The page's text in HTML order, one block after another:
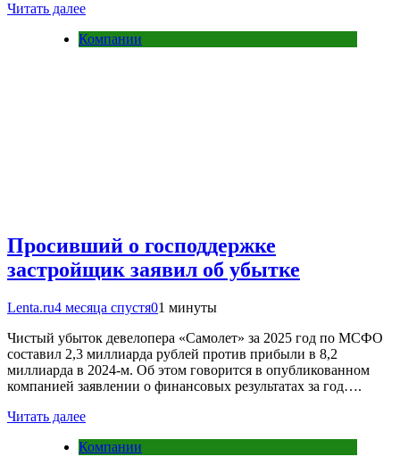
Читать далее
Компании
Просивший о господдержке
застройщик заявил об убытке
Lenta.ru4 месяца спустя01 минуты
Чистый убыток девелопера «Самолет» за 2025 год по МСФО
составил 2,3 миллиарда рублей против прибыли в 8,2
миллиарда в 2024-м. Об этом говорится в опубликованном
компанией заявлении о финансовых результатах за год….
Читать далее
Компании